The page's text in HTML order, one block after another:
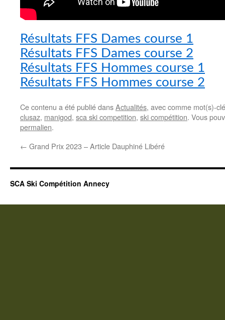
Résultats FFS Dames course 1
Résultats FFS Dames course 2
Résultats FFS Hommes course 1
Résultats FFS Hommes course 2
Ce contenu a été publié dansActualités, avec comme mot(s)-
clusaz, manigod, sca ski competition, ski compétition. Vous
permalien.
← Grand Prix 2023 – Article Dauphiné Libéré
SCA Ski Compétition Annecy